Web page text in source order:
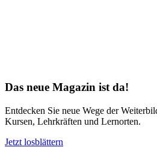
Das neue Magazin ist da!
Entdecken Sie neue Wege der
Kursen, Lehrkräften und Lernorten.
Jetzt losblättern